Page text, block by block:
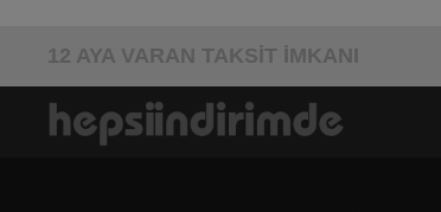
12 AYA VARAN TAKSİT İMKANI